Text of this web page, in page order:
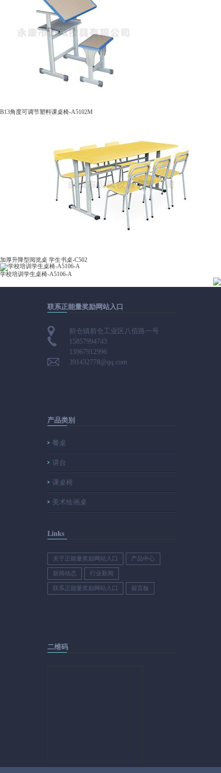
B13角度可调节塑料课桌椅-A5102M
加厚升降型阅览桌 学生书桌-C502
学校培训学生桌椅-A5106-A
联系正能量奖励网站入口
前仓镇前仓工业区八佰路一号
15857994743
13967912996
391432778@qq.com
产品类别
餐桌
讲台
课桌椅
美术绘画桌
Links
关于正能量奖励网站入口 产品中心
新闻动态 行业新闻
联系正能量奖励网站入口 留言板
二维码